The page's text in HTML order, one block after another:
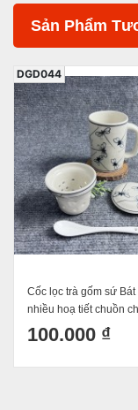
Sản Phẩm
Cốc lọc trà gốm sứ Bát
nhiều hoạ tiết chuồn
300ml
100.000 ₫
DGD044